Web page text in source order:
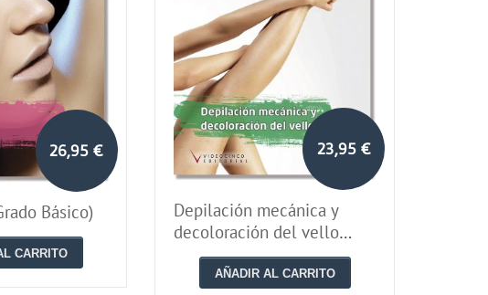
26,95 €
Básico)
CARRITO
23,95 €
Depilación mecánica y
decoloración del vello
(Grado Básico)
AÑADIR AL CARRITO